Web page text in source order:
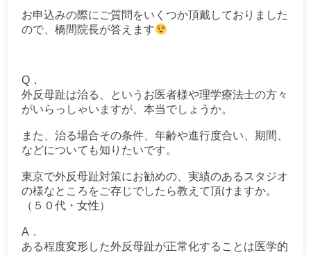
お申込みの際にご質問をいくつか頂戴しておりました
ので、橋間院長が答えます
Q．
外反母趾は治る、というお医者様や理学療法士の方々
がいらっしゃいますが、本当でしょうか。
また、治る場合その条件、年齢や進行度合い、期間、
などについても知りたいです。
東京で外反母趾対策にお勧めの、実績のあるスタジオ
の様なところをご存じでしたら教えて頂けますか。
（５０代・女性）
A．
ある程度変形した外反母趾が正常化することは医学的